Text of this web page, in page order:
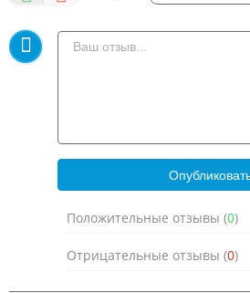
Положительные отзывы (0)
Отрицательные отзывы (0)